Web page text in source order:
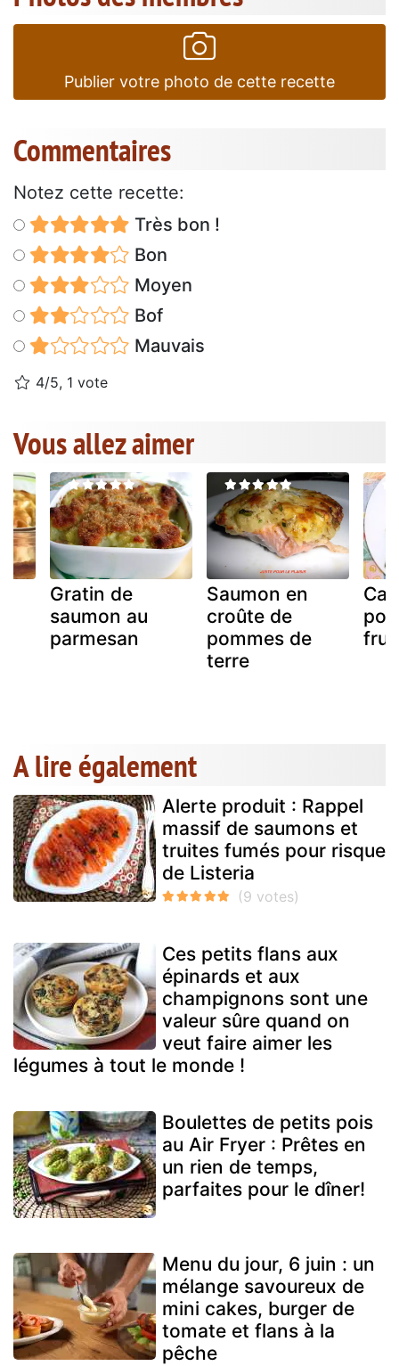
Publier votre photo de cette recette
Commentaires
Notez cette recette:
Très bon !
Bon
Moyen
Bof
Mauvais
4/5, 1 vote
Vous allez aimer
Gratin de
saumon au
parmesan
Saumon en
croûte de
pommes de
terre
A lire également
Alerte produit : Rappel
massif de saumons et
truites fumés pour risque
de Listeria
Ces petits flans aux
épinards et aux
champignons sont une
valeur sûre quand on
veut faire aimer les
légumes à tout le monde !
Boulettes de petits pois
au Air Fryer : Prêtes en
un rien de temps,
parfaites pour le dîner!
Menu du jour, 6 juin : un
mélange savoureux de
mini cakes, burger de
tomate et flans à la
pêche